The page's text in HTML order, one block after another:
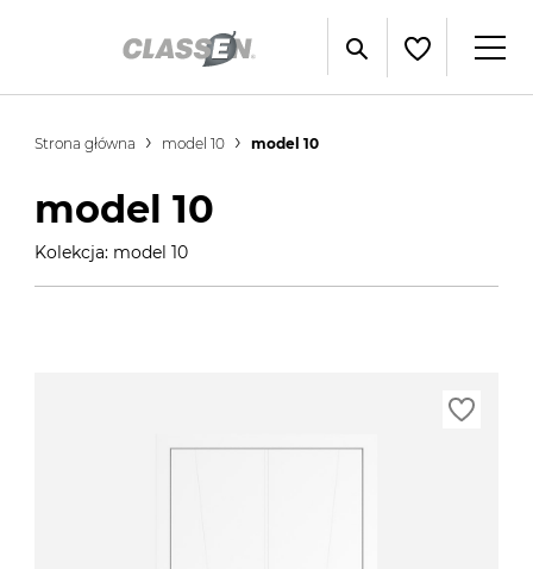
Strona główna model 10 model 10
model 10
Kolekcja: model 10